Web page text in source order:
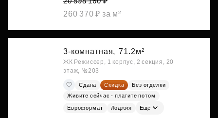
260 370 ₽ за м²
3-комнатная, 71.2м²
ЖК Режиссер, 1 корпус, 2 секция, 20
этаж, №203
Сдана Скидка
Без отделки
Живите сейчас - платите потом
Евроформат Лоджия Ещё